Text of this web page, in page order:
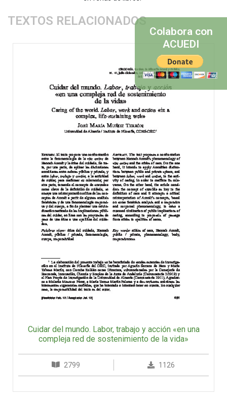
TEXTOS RELACIONADOS
Cuidar del mundo. Labor, trabajo y acción «en una
compleja red de sostenimiento de la vida»
2799 1126
Colabora con
ACUEDI